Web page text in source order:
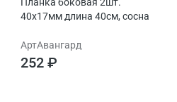
40х17мм длина 40см, сосна
АртАвангард
252 ₽